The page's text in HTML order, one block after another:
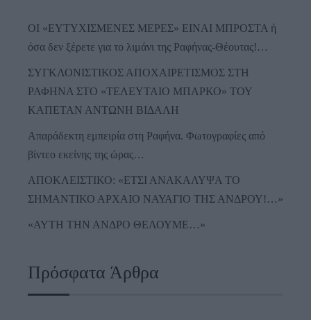
ΟΙ «ΕΥΤΥΧΙΣΜΕΝΕΣ ΜΕΡΕΣ» ΕΙΝΑΙ ΜΠΡΟΣΤΑ ή
όσα δεν ξέρετε για το λιμάνι της Ραφήνας-Θέουτας!…
ΣΥΓΚΛΟΝΙΣΤΙΚΟΣ ΑΠΟΧΑΙΡΕΤΙΣΜΟΣ ΣΤΗ
ΡΑΦΗΝΑ ΣΤΟ «ΤΕΛΕΥΤΑΙΟ ΜΠΑΡΚΟ» ΤΟΥ
ΚΑΠΕΤΑΝ ΑΝΤΩΝΗ ΒΙΔΑΛΗ
Απαράδεκτη εμπειρία στη Ραφήνα. Φωτογραφίες από
βίντεο εκείνης της ώρας…
ΑΠΟΚΛΕΙΣΤΙΚΟ: «ΕΤΣΙ ΑΝΑΚΑΛΥΨΑ ΤΟ
ΣΗΜΑΝΤΙΚΟ ΑΡΧΑΙΟ ΝΑΥΑΓΙΟ ΤΗΣ ΑΝΔΡΟΥ!…»
«ΑΥΤΗ ΤΗΝ ΑΝΔΡΟ ΘΕΛΟΥΜΕ…»
Πρόσφατα Άρθρα